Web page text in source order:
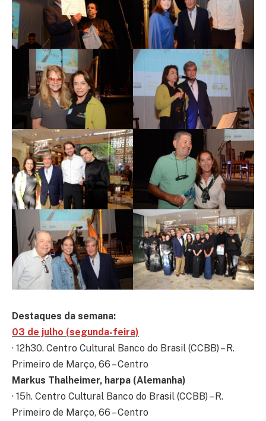
Destaques da semana:
03 de julho (segunda-feira)
· 12h30. Centro Cultural Banco do Brasil (CCBB) – R.
Primeiro de Março, 66 – Centro
Markus Thalheimer, harpa (Alemanha)
· 15h. Centro Cultural Banco do Brasil (CCBB) – R.
Primeiro de Março, 66 – Centro